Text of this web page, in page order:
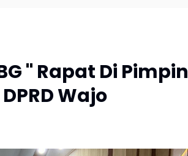
" Rapat Di Pimpin
Wajo